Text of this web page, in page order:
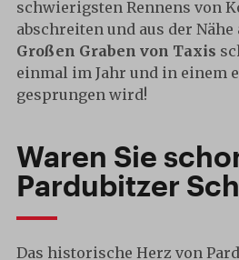
schwierigsten Rennens von
abschreiten und aus der
Großen Graben von Taxis
einmal im Jahr und in einem
gesprungen wird!
Waren Sie
Pardubitzer
Das historische Herz von